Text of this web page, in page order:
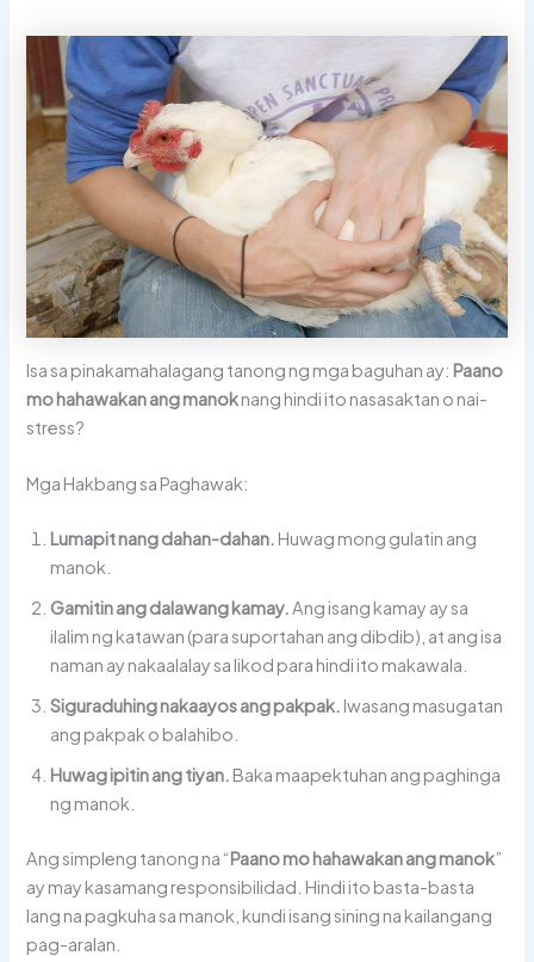
Isa sa pinakamahalagang tanong ng mga baguhan ay: Paano
mo hahawakan ang manoknang hindi ito nasasaktan o nai-
stress?
Mga Hakbang sa Paghawak:
Lumapit nang dahan-dahan. Huwag mong gulatin ang
manok.
Gamitin ang dalawang kamay.Ang isang kamay ay sa
ilalim ng katawan (para suportahan ang dibdib), at ang isa
naman ay nakaalalay sa likod para hindi ito makawala.
Siguraduhing nakaayos ang pakpak. Iwasang masugatan
ang pakpak o balahibo.
Huwag ipitin ang tiyan. Baka maapektuhan ang paghinga
ng manok.
Ang simpleng tanong na “Paano mo hahawakan ang manok”
ay may kasamang responsibilidad. Hindi ito basta-basta
lang na pagkuha sa manok, kundi isang sining na kailangang
pag-aralan.